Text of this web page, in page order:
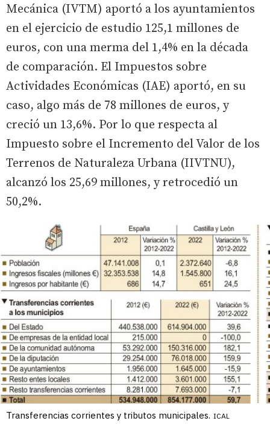
Mecánica (IVTM) aportó a los ayuntamientos
en el ejercicio de estudio 125,1 millones de
euros, con una merma del 1,4% en la década
de comparación. El Impuestos sobre
Actividades Económicas (IAE) aportó, en su
caso, algo más de 78 millones de euros, y
creció un 13,6%. Por lo que respecta al
Impuesto sobre el Incremento del Valor de los
Terrenos de Naturaleza Urbana (IIVTNU),
alcanzó los 25,69 millones, y retrocedió un
50,2%.
Transferencias corrientes y tributos municipales. ICAL